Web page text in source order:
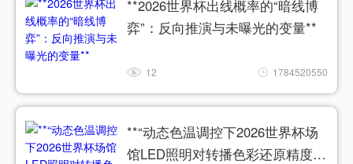
**2026世界杯出线概率的“暗线博
弈”：反向推演与未曝光的变量**
12 1784520550
**“动态色温调控下2026世界杯场
馆LED照明对转播色彩还原精度的